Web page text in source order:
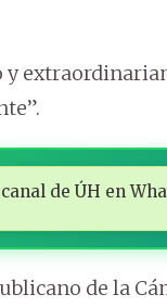
de ÚH en
de la